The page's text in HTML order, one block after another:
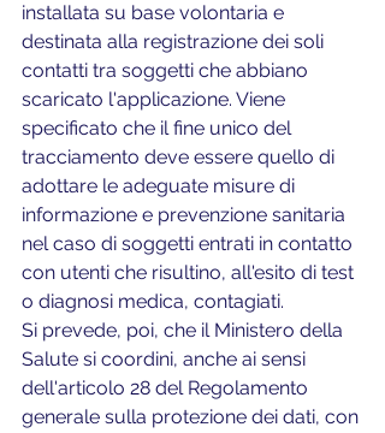
installata su base volontaria e
destinata alla registrazione dei soli
contatti tra soggetti che abbiano
scaricato l'applicazione. Viene
specificato che il fine unico del
tracciamento deve essere quello di
adottare le adeguate misure di
informazione e prevenzione sanitaria
nel caso di soggetti entrati in contatto
con utenti che risultino, all'esito di test
o diagnosi medica, contagiati.
Si prevede, poi, che il Ministero della
Salute si coordini, anche ai sensi
dell'articolo 28 del Regolamento
generale sulla protezione dei dati, con